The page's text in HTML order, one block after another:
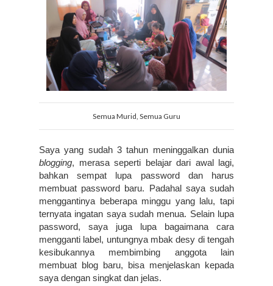
Semua Murid, Semua Guru
blogging, merasa seperti belajar dari awal lagi,
bahkan sempat lupa password dan harus
membuat password baru. Padahal saya sudah
menggantinya beberapa minggu yang lalu, tapi
ternyata ingatan saya sudah menua. Selain lupa
password, saya juga lupa bagaimana cara
mengganti label, untungnya mbak desy di tengah
kesibukannya membimbing anggota lain
membuat blog baru, bisa menjelaskan kepada
saya dengan singkat dan jelas.